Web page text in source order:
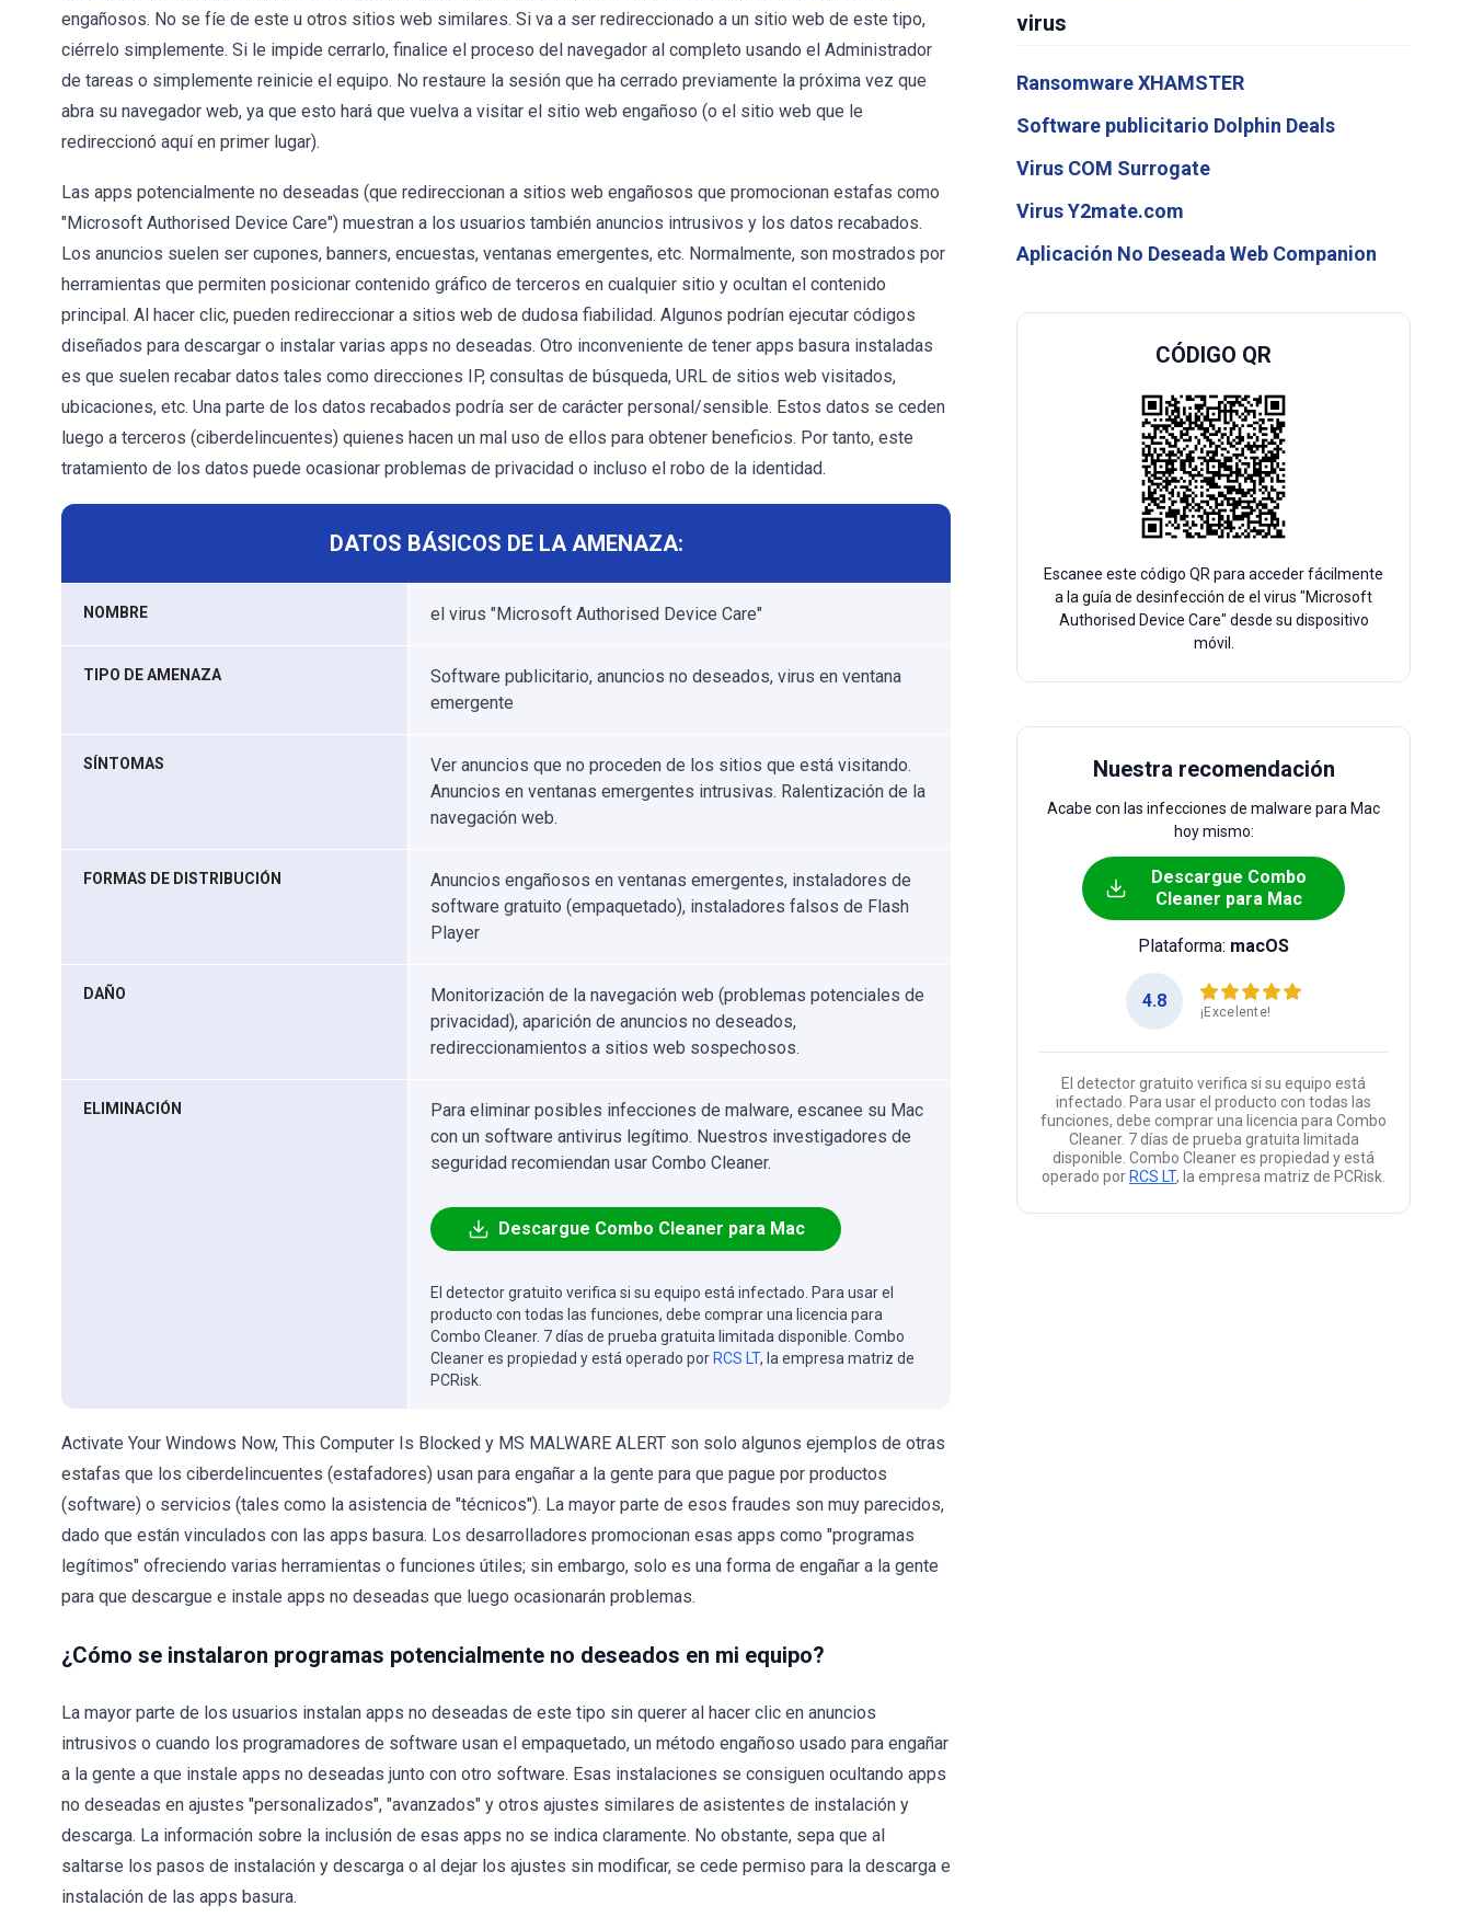
engañosos. No se fíe de este u otros sitios web similares. Si va a ser redireccionado a un sitio web de este tipo,
ciérrelo simplemente. Si le impide cerrarlo, finalice el proceso del navegador al completo usando el Administrador
de tareas o simplemente reinicie el equipo. No restaure la sesión que ha cerrado previamente la próxima vez que
abra su navegador web, ya que esto hará que vuelva a visitar el sitio web engañoso (o el sitio web que le
redireccionó aquí en primer lugar).
Las apps potencialmente no deseadas (que redireccionan a sitios web engañosos que promocionan estafas como
"Microsoft Authorised Device Care") muestran a los usuarios también anuncios intrusivos y los datos recabados.
Los anuncios suelen ser cupones, banners, encuestas, ventanas emergentes, etc. Normalmente, son mostrados por
herramientas que permiten posicionar contenido gráfico de terceros en cualquier sitio y ocultan el contenido
principal. Al hacer clic, pueden redireccionar a sitios web de dudosa fiabilidad. Algunos podrían ejecutar códigos
diseñados para descargar o instalar varias apps no deseadas. Otro inconveniente de tener apps basura instaladas
es que suelen recabar datos tales como direcciones IP, consultas de búsqueda, URL de sitios web visitados,
ubicaciones, etc. Una parte de los datos recabados podría ser de carácter personal/sensible. Estos datos se ceden
luego a terceros (ciberdelincuentes) quienes hacen un mal uso de ellos para obtener beneficios. Por tanto, este
tratamiento de los datos puede ocasionar problemas de privacidad o incluso el robo de la identidad.
DATOS BÁSICOS DE LA AMENAZA:
NOMBRE el virus "Microsoft Authorised Device Care"
TIPO DE AMENAZA
Software publicitario, anuncios no deseados, virus en ventana
emergente
SÍNTOMAS
Ver anuncios que no proceden de los sitios que está visitando.
Anuncios en ventanas emergentes intrusivas. Ralentización de la
navegación web.
FORMAS DE DISTRIBUCIÓN
Anuncios engañosos en ventanas emergentes, instaladores de
software gratuito (empaquetado), instaladores falsos de Flash
Player
DAÑO
Monitorización de la navegación web (problemas potenciales de
privacidad), aparición de anuncios no deseados,
redireccionamientos a sitios web sospechosos.
ELIMINACIÓN
Para eliminar posibles infecciones de malware, escanee su Mac
con un software antivirus legítimo. Nuestros investigadores de
seguridad recomiendan usar Combo Cleaner.
Descargue Combo Cleaner para Mac
El detector gratuito verifica si su equipo está infectado. Para usar el
producto con todas las funciones, debe comprar una licencia para
Combo Cleaner. 7 días de prueba gratuita limitada disponible. Combo
Cleaner es propiedad y está operado por RCS LT, la empresa matriz de
PCRisk.
Activate Your Windows Now, This Computer Is Blocked y MS MALWARE ALERT son solo algunos ejemplos de otras
estafas que los ciberdelincuentes (estafadores) usan para engañar a la gente para que pague por productos
(software) o servicios (tales como la asistencia de "técnicos"). La mayor parte de esos fraudes son muy parecidos,
dado que están vinculados con las apps basura. Los desarrolladores promocionan esas apps como "programas
legítimos" ofreciendo varias herramientas o funciones útiles; sin embargo, solo es una forma de engañar a la gente
para que descargue e instale apps no deseadas que luego ocasionarán problemas.
¿Cómo se instalaron programas potencialmente no deseados en mi equipo?
La mayor parte de los usuarios instalan apps no deseadas de este tipo sin querer al hacer clic en anuncios
intrusivos o cuando los programadores de software usan el empaquetado, un método engañoso usado para engañar
a la gente a que instale apps no deseadas junto con otro software. Esas instalaciones se consiguen ocultando apps
no deseadas en ajustes "personalizados", "avanzados" y otros ajustes similares de asistentes de instalación y
descarga. La información sobre la inclusión de esas apps no se indica claramente. No obstante, sepa que al
saltarse los pasos de instalación y descarga o al dejar los ajustes sin modificar, se cede permiso para la descarga e
instalación de las apps basura.
virus
Ransomware XHAMSTER
Software publicitario Dolphin Deals
Virus COM Surrogate
Virus Y2mate.com
Aplicación No Deseada Web Companion
CÓDIGO QR
Escanee este código QR para acceder fácilmente
a la guía de desinfección de el virus "Microsoft
Authorised Device Care" desde su dispositivo
móvil.
Nuestra recomendación
Acabe con las infecciones de malware para Mac
hoy mismo:
Descargue Combo
Cleaner para Mac
Plataforma: macOS
4.8
¡Excelente!
El detector gratuito verifica si su equipo está
infectado. Para usar el producto con todas las
funciones, debe comprar una licencia para Combo
Cleaner. 7 días de prueba gratuita limitada
disponible. Combo Cleaner es propiedad y está
operado por RCS LT, la empresa matriz de PCRisk.